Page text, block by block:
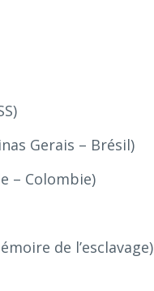
Gerais – Brésil)
– Colombie)
de l’esclavage)